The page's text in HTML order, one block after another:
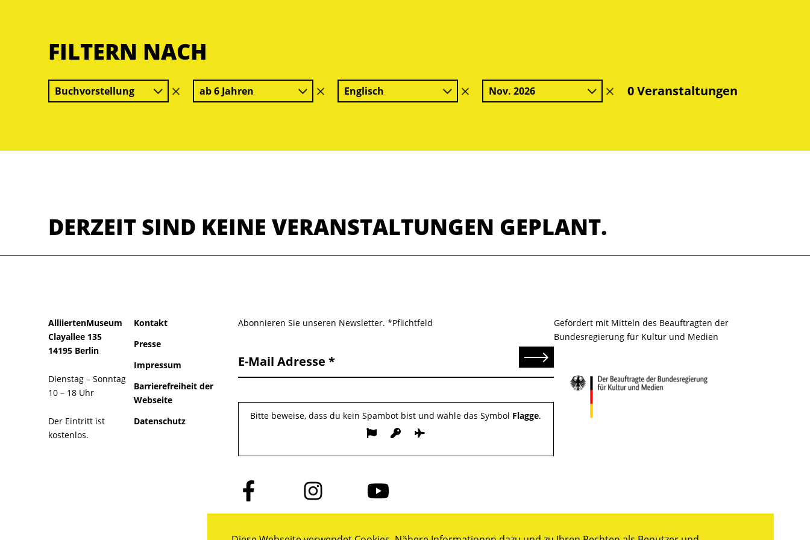
FILTERN NACH
Buchvorstellung
Filter
löschen
ab 6 Jahren
Filter
löschen
Englisch
Filter
löschen
Nov. 2026
Filter0 Veranstaltungen
DERZEIT SIND KEINE VERANSTALTUNGEN GEPLANT.
AlliiertenMuseum
Clayallee 135
14195 Berlin
Dienstag – Sonntag
10 – 18 Uhr
Der Eintritt ist
kostenlos.
Kontakt
Presse
Impressum
Barrierefreiheit der
Webseite
Datenschutz
Abonnieren Sie unseren Newsletter. *Pflichtfeld
E-Mail Adresse Senden
Bitte beweise, dass du kein Spambot bist und wähle das Symbol Flagge.
Folge
uns
auf
Folge
uns
auf
Folge
uns
auf
Gefördert mit Mitteln des Beauftragten der
Bundesregierung für Kultur und Medien